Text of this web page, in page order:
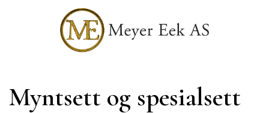
Myntsett og spesialsett